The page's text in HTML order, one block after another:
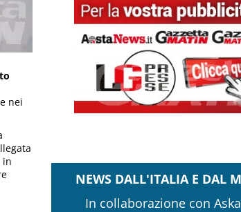
nei
in
NEWS DALL'ITALIA E DAL
In collaborazione con